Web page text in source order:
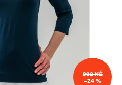
990 KČ
–24 %